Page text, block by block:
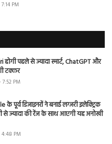
PM
होगी पहले से ज्यादा स्मार्ट, ChatGPT और
टक्कर
7:52 PM
पूर्व डिजाइनरों ने बनाई लग्जरी इलेक्ट्रिक
से ज्यादा की रेंज के साथ आएगी यह अनोखी
4:48 PM